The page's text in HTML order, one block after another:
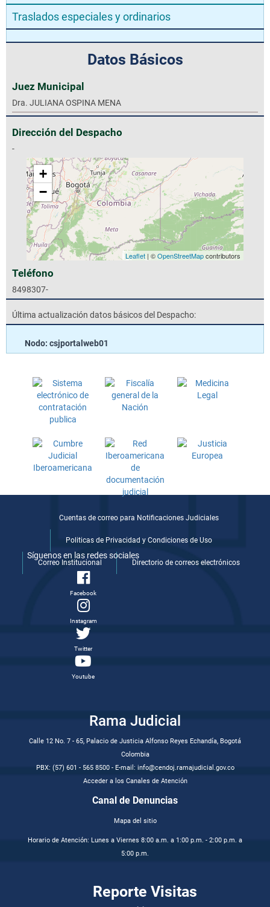
Traslados especiales y ordinarios
Datos Básicos
Juez Municipal
Dra. JULIANA OSPINA MENA
Dirección del Despacho
-
+
−
Leaflet| ©OpenStreetMapcontributors
Teléfono
8498307-
Última actualización datos básicos del Despacho:
Nodo: csjportalweb01
Cuentas de correo para Notificaciones Judiciales
Politicas de Privacidad y Condiciones de Uso
Correo Institucional Directorio de correos electrónicos
Síguenos en las redes sociales
Facebook
Instagram
Twitter
Youtube
Rama Judicial
Calle 12 No. 7 - 65, Palacio de Justicia Alfonso Reyes Echandía, Bogotá
Colombia
PBX: (57) 601 - 565 8500 - E-mail: info@cendoj.ramajudicial.gov.co
Acceder a los Canales de Atención
Canal de Denuncias
Mapa del sitio
Horario de Atención: Lunes a Viernes 8:00 a.m. a 1:00 p.m. - 2:00 p.m. a
5:00 p.m.
Reporte Visitas